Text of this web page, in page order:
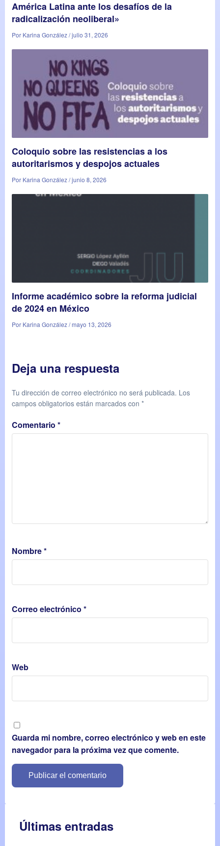
América Latina ante los desafíos de la
radicalización neoliberal»
Por Karina González / julio 31, 2026
Coloquio sobre las resistencias a los
autoritarismos y despojos actuales
Por Karina González / junio 8, 2026
Informe académico sobre la reforma judicial
de 2024 en México
Por Karina González / mayo 13, 2026
Deja una respuesta
Tu dirección de correo electrónico no será publicada. Los
campos obligatorios están marcados con *
Comentario *
Nombre*
Correo electrónico *
Web
Guarda mi nombre, correo electrónico y web en este
navegador para la próxima vez que comente.
Últimas entradas